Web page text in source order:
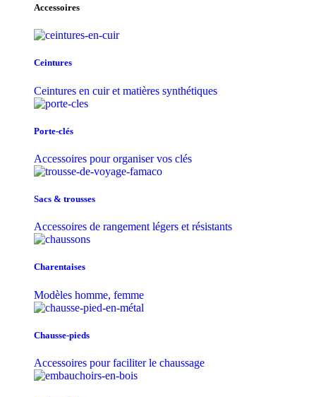
Accessoires
Ceintures
Ceintures en cuir et matières synthétiques
Porte-clés
Accessoires pour organiser vos clés
Sacs & trousse​s
Accessoires de rangement légers et résistants
Charentaises
Modèles homme, femme
Chausse-pieds
Accessoires pour faciliter le chaussage